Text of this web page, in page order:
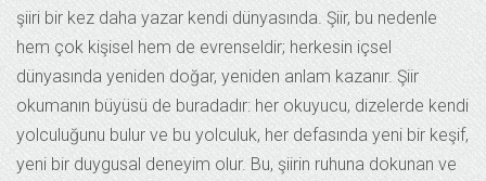
şiiri bir kez daha yazar kendi dünyasında. Şiir, bu nedenle
hem çok kişisel hem de evrenseldir; herkesin içsel
dünyasında yeniden doğar, yeniden anlam kazanır. Şiir
okumanın büyüsü de buradadır: her okuyucu, dizelerde kendi
yolculuğunu bulur ve bu yolculuk, her defasında yeni bir keşif,
yeni bir duygusal deneyim olur. Bu, şiirin ruhuna dokunan ve